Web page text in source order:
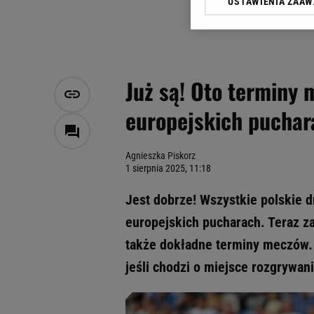
Już są! Oto terminy
europejskich
Agnieszka Piskorz
1 sierpnia 2025, 11:18
Jest dobrze! Wszystkie polskie
europejskich pucharach. Teraz
także dokładne terminy
jeśli chodzi o miejsce
Klikając „Akceptuję”
Zaufanych Partnerów i
My, nasi Zaufani
Przechowywanie